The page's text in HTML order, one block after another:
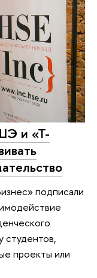
и «Т-
подписали
студентов,
проекты или